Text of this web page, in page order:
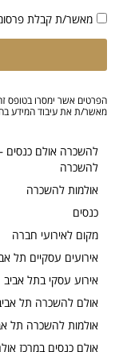
להשכרה אולם כנסים
להשכרה
אולמות להשכרה
כנסים
מקום לאירועי חברה
אירועים עסקיים תל
אירוע עסקי בתל אביב
אולם להשכרה תל
אולמות להשכרה תל
אולם כנסים במרכז
מאשר/ת קבלת
הפרטים אשר ימסרו בטופס
מאשר/ת את עיבוד המידע